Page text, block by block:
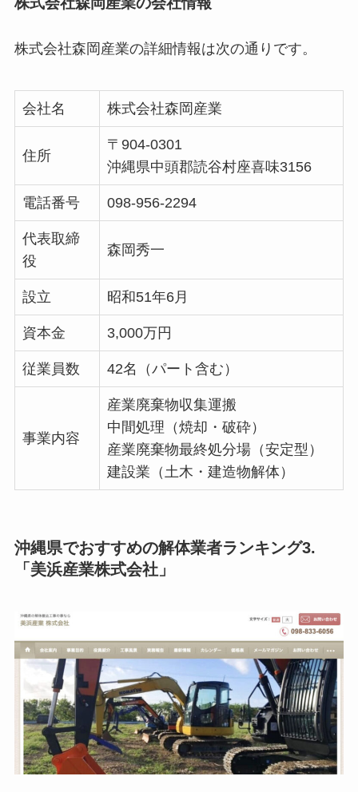
株式会社森岡産業の詳細情報は次の通りです。
会社名 株式会社森岡産業
住所
〒904-0301
沖縄県中頭郡読谷村座喜味3156
電話番号 098-956-2294
代表取締
役
森岡秀一
設立 昭和51年6月
資本金 3,000万円
従業員数 42名（パート含む）
事業内容
産業廃棄物収集運搬
中間処理（焼却・破砕）
産業廃棄物最終処分場（安定型）
建設業（土木・建造物解体）
沖縄県でおすすめの解体業者ランキング3.
「美浜産業株式会社」